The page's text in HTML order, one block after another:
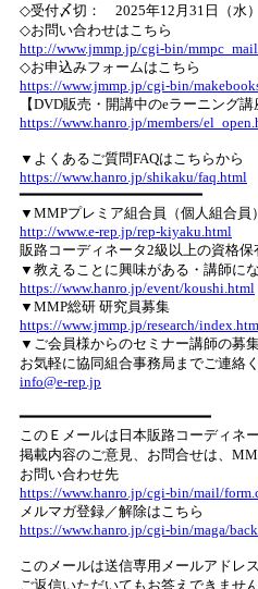
◇受付〆切： 2025年12月31日（水）
◇お問い合わせはこちら
http://www.jmmp.jp/cgi-bin/
◇お申込みフォームはこちら
https://www.jmmp.jp/cgi-bin/
【DVD販売・開講中のeラーニング講
https://www.hanro.jp/members/
▼よくあるご質問FAQはこちらから
https://www.hanro.jp/shikaku/faq.html
━━━━━━━━━━━━━━━━━━━━━
▼MMPプレミア組合員（個人組合員
http://www.e-rep.jp/rep-kiyaku.html
販路コーディネータ2級以上の資格保
▼教えることに興味がある・講師に
https://www.hanro.jp/event/koushi.html
▼MMP総研 研究員募集
https://www.jmmp.jp/research/
▼ご会員様からのセミナー講師の募集
お気軽に協同組合事務局までご連絡く
info@e-rep.jp
━━━━━━━━━━━━━━━━━━━━━━
このＥメールは日本販路コーディネ
掲載内容のご意見、お問合せは、
お問い合わせ先
https://www.hanro.jp/cgi-bin/mail/
メルマガ登録／解除はこちら
https://www.hanro.jp/cgi-bin/maga/
このメールは送信専用メールアドレ
ご返信いただいてもお答えできませ